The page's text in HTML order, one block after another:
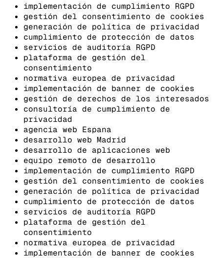
implementación de cumplimiento RGPD
gestión del consentimiento de cookies
generación de política de privacidad
cumplimiento de protección de datos
servicios de auditoría RGPD
plataforma de gestión del
consentimiento
normativa europea de privacidad
implementación de banner de cookies
gestión de derechos de los interesados
consultoría de cumplimiento de
privacidad
agencia web Espana
desarrollo web Madrid
desarrollo de aplicaciones web
equipo remoto de desarrollo
implementación de cumplimiento RGPD
gestión del consentimiento de cookies
generación de política de privacidad
cumplimiento de protección de datos
servicios de auditoría RGPD
plataforma de gestión del
consentimiento
normativa europea de privacidad
implementación de banner de cookies